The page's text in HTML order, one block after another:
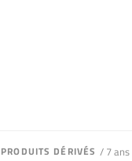
PRODUITS DÉRIVÉS / 7 ans